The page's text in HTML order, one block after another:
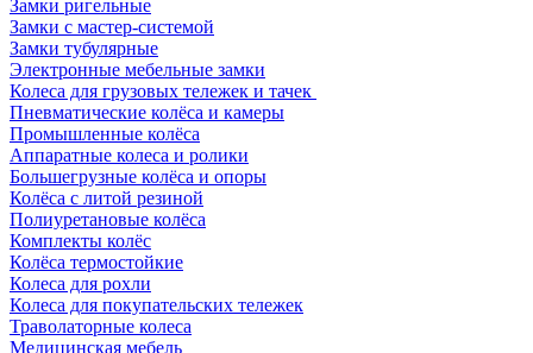
Замки ригельные
Замки с мастер-системой
Замки тубулярные
Электронные мебельные замки
Колеса для грузовых тележек и тачек
Пневматические колёса и камеры
Промышленные колёса
Аппаратные колеса и ролики
Большегрузные колёса и опоры
Колёса с литой резиной
Полиуретановые колёса
Комплекты колёс
Колёса термостойкие
Колеса для рохли
Колеса для покупательских тележек
Траволаторные колеса
Медицинская мебель